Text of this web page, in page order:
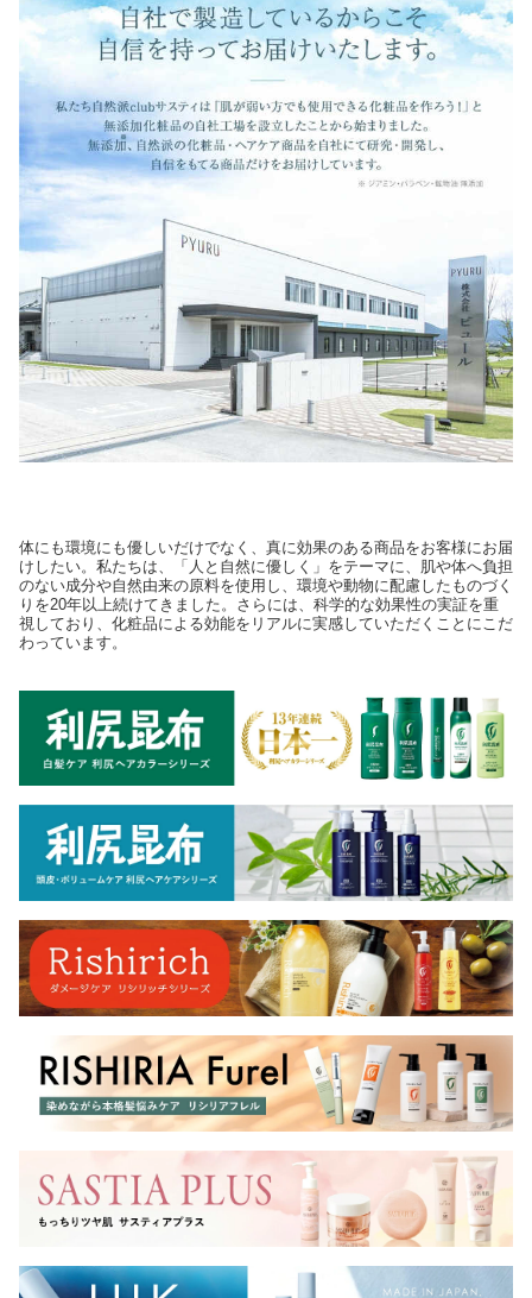
体にも環境にも優しいだけでなく、真に効果のある商品をお客様にお届
けしたい。私たちは、「人と自然に優しく」をテーマに、肌や体へ負担
のない成分や自然由来の原料を使用し、環境や動物に配慮したものづく
りを20年以上続けてきました。さらには、科学的な効果性の実証を重
視しており、化粧品による効能をリアルに実感していただくことにこだ
わっています。